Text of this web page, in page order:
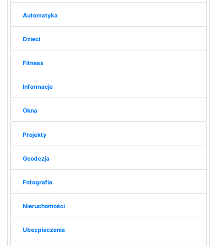
Automatyka
Dzieci
Fitness
Informacje
Okna
Projekty
Geodezja
Fotografia
Nieruchomości
Ubezpieczenia